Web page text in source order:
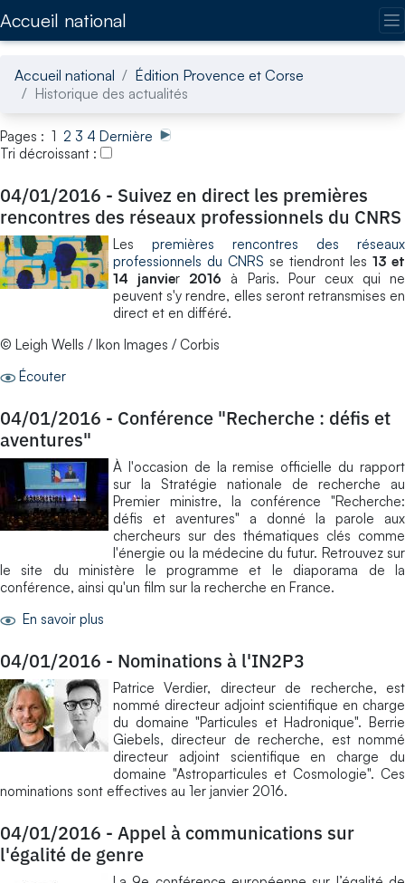
Accueil national
Accueil national
Édition Provence et Corse
Historique des actualités
Pages : 1 2 3 4 Dernière
Tri décroissant :
04/01/2016 - Suivez en direct les premières
rencontres des réseaux professionnels du CNRS
Les premières rencontres des réseaux
professionnels du CNRS se tiendront les 13 et
14 janvier 2016 à Paris. Pour ceux qui ne
peuvent s'y rendre, elles seront retransmises en
direct et en différé.
© Leigh Wells / Ikon Images / Corbis
Écouter
04/01/2016 - Conférence "Recherche : défis et
aventures"
À l'occasion de la remise officielle du rapport
sur la Stratégie nationale de recherche au
Premier ministre, la conférence "Recherche:
défis et aventures" a donné la parole aux
chercheurs sur des thématiques clés comme
l'énergie ou la médecine du futur. Retrouvez sur
le site du ministère le programme et le diaporama de la
conférence, ainsi qu'un film sur la recherche en France.
En savoir plus
04/01/2016 - Nominations à l'IN2P3
Patrice Verdier, directeur de recherche, est
nommé directeur adjoint scientifique en charge
du domaine "Particules et Hadronique". Berrie
Giebels, directeur de recherche, est nommé
directeur adjoint scientifique en charge du
domaine "Astroparticules et Cosmologie". Ces
nominations sont effectives au 1er janvier 2016.
04/01/2016 - Appel à communications sur
l'égalité de genre